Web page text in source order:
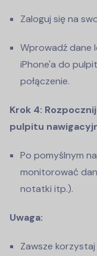
Zaloguj się na
Wprowadź dane
iPhone'a do
połączenie.
Krok 4:
pulpitu
Po pomyślnym
monitorować
notatki itp.).
Uwaga:
Zawsze